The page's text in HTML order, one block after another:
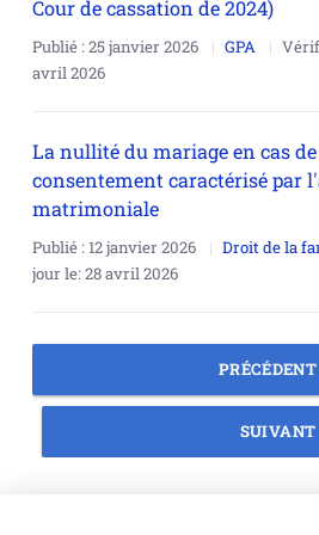
Cour de cassation de 2024)
Publié :25 janvier 2026 GPA
avril 2026
La nullité du mariage en cas
consentement caractérisé par
matrimoniale
Publié :12 janvier 2026 Droit de la
jour le:28 avril 2026
PRÉCÉDENT
SUIVANT